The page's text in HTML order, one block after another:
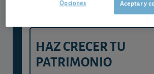
HAZ CRECER TU
PATRIMONIO
Aceptar y
Opciones